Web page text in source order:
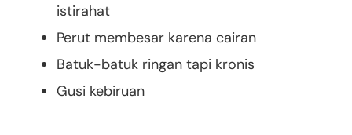
istirahat
Perut membesar karena cairan
Batuk-batuk ringan tapi kronis
Gusi kebiruan